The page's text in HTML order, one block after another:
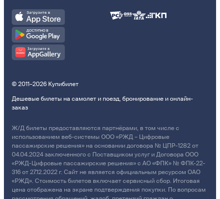
© 2011–2026 Купибилет
Дешевые билеты на самолет и поезд, бронирование и онлайн-
заказ
Ж/Д билеты предоставляются партнёрами, в том числе с
использованием веб-системы ООО «РЖД – Цифровые
пассажирские решения» на основании договора № ЦПР-1282 от
04.04.2024 заключенного с Поставщиком услуг и Договора ООО
«РЖД-Цифровые пассажирские решения» с АО «ФПК» № ФПК-22-
316 от 27.12.2022 г. Сайт не является официальным ресурсом ОАО
«РЖД». Стоимость билетов включает сервисный сбор. Итоговая
цена отображена на экране подтверждения покупки. По вопросам